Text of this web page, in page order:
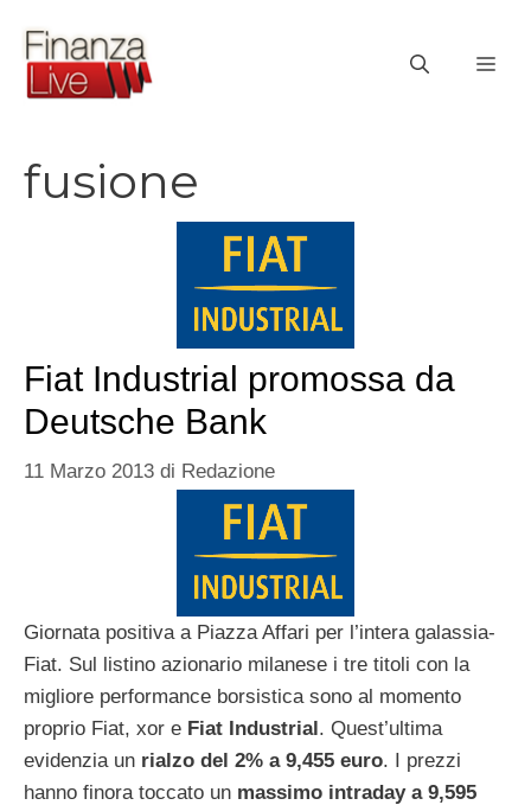
contenuto
fusione
Fiat Industrial promossa da
Deutsche Bank
11 Marzo 2013 di Redazione
Giornata positiva a Piazza Affari per l’intera galassia-
Fiat. Sul listino azionario milanese i tre titoli con la
migliore performance borsistica sono al momento
proprio Fiat, xor e Fiat Industrial. Quest’ultima
evidenzia un rialzo del 2% a 9,455 euro. I prezzi
hanno finora toccato un massimo intraday a 9,595